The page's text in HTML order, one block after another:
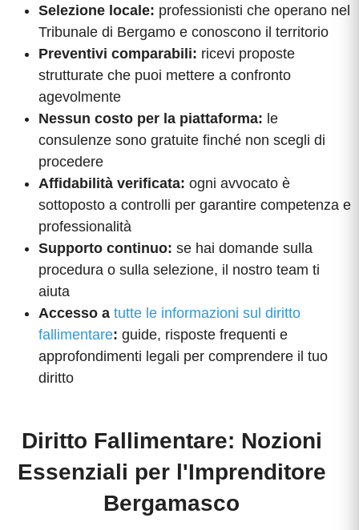
Selezione locale: professionisti che operano nel
Tribunale di Bergamo e conoscono il territorio
Preventivi comparabili: ricevi proposte
strutturate che puoi mettere a confronto
agevolmente
Nessun costo per la piattaforma: le
consulenze sono gratuite finché non scegli di
procedere
Affidabilità verificata: ogni avvocato è
sottoposto a controlli per garantire competenza e
professionalità
Supporto continuo: se hai domande sulla
procedura o sulla selezione, il nostro team ti
aiuta
Accesso a tutte le informazioni sul diritto
fallimentare: guide, risposte frequenti e
approfondimenti legali per comprendere il tuo
diritto
Diritto Fallimentare: Nozioni
Essenziali per l'Imprenditore
Bergamasco